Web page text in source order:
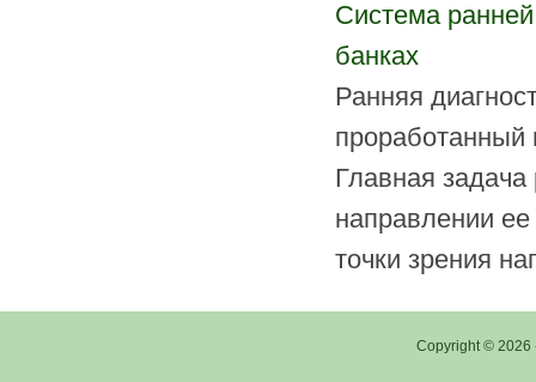
Система
банках
Ранняя
проработанный
Главная
направлении
точки зрения
Copyright © 2026